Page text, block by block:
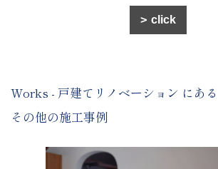
click
Works - 戸建てリノベーション にある
その他の施工事例